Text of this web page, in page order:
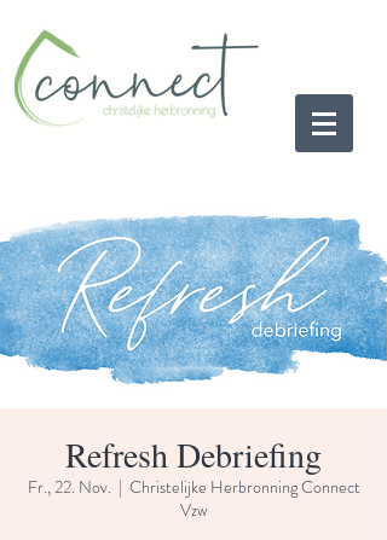
Refresh Debriefing
Fr., 22. Nov.
  |
Christelijke Herbronning Connect
Vzw